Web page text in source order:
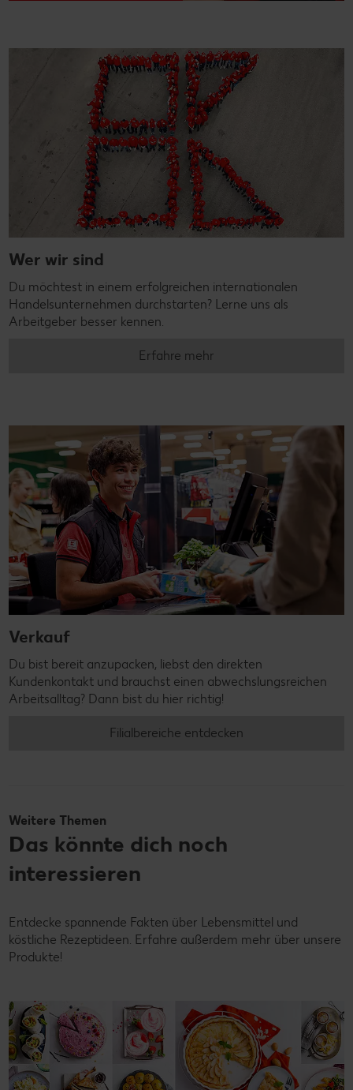
Wer wir sind
Du möchtest in einem erfolgreichen internationalen
Handelsunternehmen durchstarten? Lerne uns als
Arbeitgeber besser kennen.
Erfahre mehr
Verkauf
Du bist bereit anzupacken, liebst den direkten
Kundenkontakt und brauchst einen abwechslungsreichen
Arbeitsalltag? Dann bist du hier richtig!
Filialbereiche entdecken
Weitere Themen
Das könnte dich noch
interessieren
Entdecke spannende Fakten über Lebensmittel und
köstliche Rezeptideen. Erfahre außerdem mehr über unsere
Produkte!